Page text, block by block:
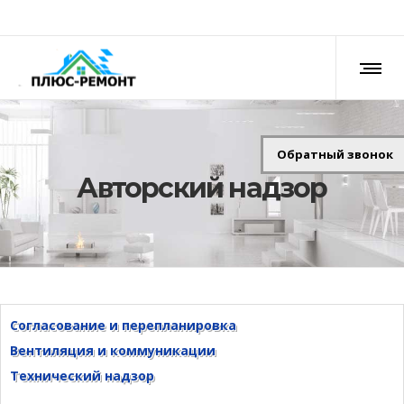
Авторский надзор
Согласование и перепланировка
Вентиляция и коммуникации
Технический надзор
Обратный звонок